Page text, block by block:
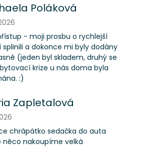
Poláková
obchodu je 5 z 5 hvězdiček.
- moji prosbu o rychlejší
a dokonce mi byly dodány
(jeden byl skladem, druhý se
krize u nás doma byla
:)
Zapletalová
obchodu je 5 z 5 hvězdiček.
chrápátko sedačka do auta
něco nakoupíme velká